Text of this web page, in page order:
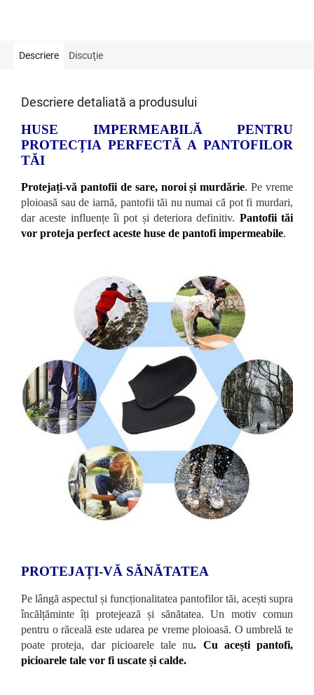
Descriere Discuţie
Descriere detaliată a produsului
HUSE IMPERMEABILĂ PENTRU
PROTECȚIA PERFECTĂ A PANTOFILOR
TĂI
Protejați-vă pantofii de sare, noroi și murdărie. Pe vreme
ploioasă sau de iarnă, pantofii tăi nu numai că pot fi murdari,
dar aceste influențe îi pot și deteriora definitiv. Pantofii tăi
vor proteja perfect aceste huse de pantofi impermeabile.
PROTEJAȚI-VĂ SĂNĂTATEA
Pe lângă aspectul și funcționalitatea pantofilor tăi, acești supra
încălțăminte îți protejează și sănătatea. Un motiv comun
pentru o răceală este udarea pe vreme ploioasă. O umbrelă te
poate proteja, dar picioarele tale nu. Cu acești pantofi,
picioarele tale vor fi uscate și calde.